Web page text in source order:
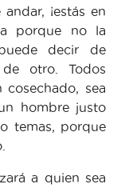
¡estás en
porque no la
decir de
otro. Todos
sea
hombre justo
temas, porque
a quien sea